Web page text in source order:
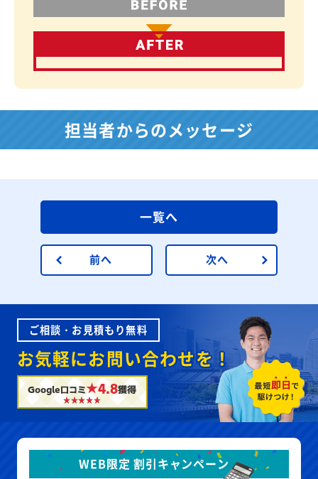
担当者からのメッセージ
前へ
一覧へ
次へ
ご相談・お見積もり無料
お気軽にお問い合わせを！
Google口コミ★4.8獲得
WEB限定 割引キャンペーン